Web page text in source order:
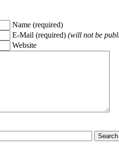
Name (required)
E-Mail (required) (will not be
Website